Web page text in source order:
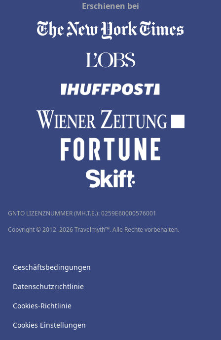
Erschienen bei
GNTO LIZENZNUMMER (MH.T.E.): 0259Ε60000576001
Copyright © 2012–2026 Travelmyth™. Alle Rechte vorbehalten.
Geschäftsbedingungen
Datenschutzrichtlinie
Cookies-Richtlinie
Cookies Einstellungen